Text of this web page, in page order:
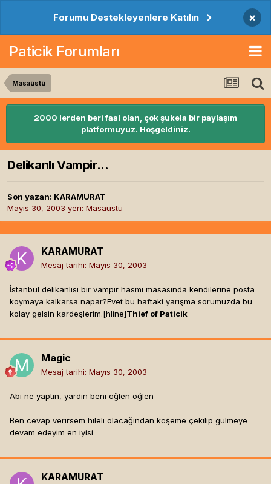
Forumu Destekleyenlere Katılın ×
Paticik Forumları
Masaüstü
2000 lerden beri faal olan, çok şukela bir paylaşım
platformuyuz. Hoşgeldiniz.
Delikanlı Vampir...
Son yazan: KARAMURAT
Mayıs 30, 2003 yeri: Masaüstü
KARAMURAT
Mesaj tarihi: Mayıs 30, 2003
İstanbul delikanlısı bir vampir hasmı masasında kendilerine posta
koymaya kalkarsa napar?Evet bu haftaki yarışma sorumuzda bu
kolay gelsin kardeşlerim.[hline]Thief of Paticik
Magic
Mesaj tarihi: Mayıs 30, 2003
Abi ne yaptın, yardın beni öğlen öğlen
Ben cevap verirsem hileli olacağından köşeme çekilip gülmeye
devam edeyim en iyisi
KARAMURAT